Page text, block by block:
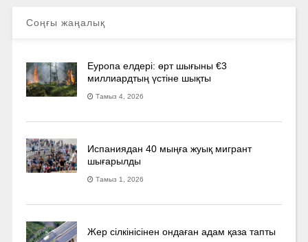
Соңғы жаңалық
Еуропа елдері: өрт шығыны €3
миллиардтың үстіне шықты
Тамыз 4, 2026
Испаниядан 40 мыңға жуық мигрант
шығарылды
Тамыз 1, 2026
Жер сілкінісінен ондаған адам қаза тапты